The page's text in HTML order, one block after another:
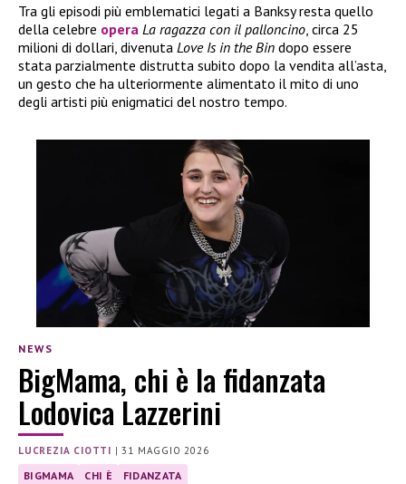
Tra gli episodi più emblematici legati a Banksy resta quello
della celebre opera La ragazza con il palloncino , circa 25
milioni di dollari, divenuta Love Is in the Bin dopo essere
stata parzialmente distrutta subito dopo la vendita all’asta,
un gesto che ha ulteriormente alimentato il mito di uno
degli artisti più enigmatici del nostro tempo.
NEWS
BigMama, chi è la fidanzata
Lodovica Lazzerini
LUCREZIA CIOTTI |31 MAGGIO 2026
BIGMAMA CHI È FIDANZATA